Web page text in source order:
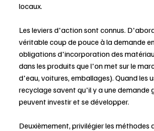
locaux.
Les leviers d'action sont connus.
véritable coup de pouce à la demande
obligations d'incorporation des
dans les produits que l'on met sur le
d'eau, voitures, emballages). Quand les
recyclage savent qu'il y a une demande
peuvent investir et se développer.
Deuxièmement, privilégier les méthodes